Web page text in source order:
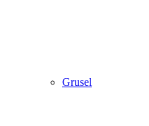
Grusel